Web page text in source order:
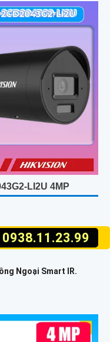
0938.11.23.99
LI2U 4MP
Ngoại Smart IR.